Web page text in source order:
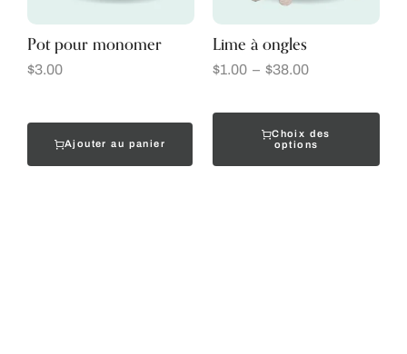
Pot pour monomer
$3.00
Ajouter au panier
Lime à ongles
$1.00 – $38.00
Choix des
options